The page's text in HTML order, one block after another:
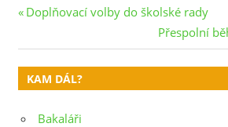
Navigace
pro
příspěvek
Previous
Doplňovací volby do školské rady
Next
Post:
Přespolní
KAM DÁL?
Bakaláři